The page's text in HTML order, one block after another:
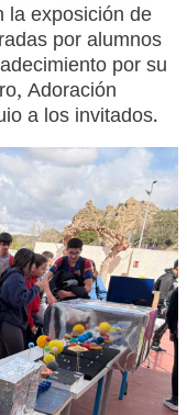
la exposición de
por alumnos
por su
Adoración
a los invitados.